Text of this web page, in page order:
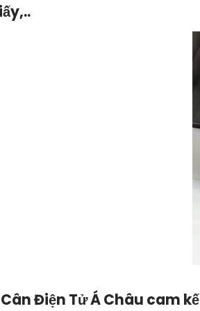
Điện Tử Á Châu cam